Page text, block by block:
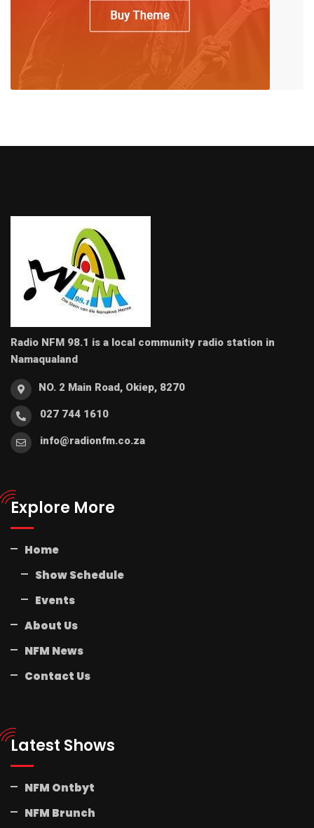
Radio NFM 98.1 is a local community radio station in
Namaqualand
NO. 2 Main Road, Okiep, 8270
027 744 1610
info@radionfm.co.za
Explore More
Home
Show Schedule
Events
About Us
NFM News
Contact Us
Latest Shows
NFM Ontbyt
NFM Brunch